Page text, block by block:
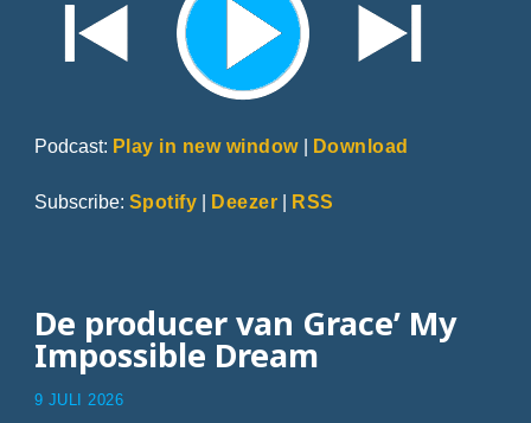
Podcast: Play in new window| Download
Subscribe: Spotify | Deezer | RSS
De producer van Grace’ My
Impossible Dream
9 JULI 2026